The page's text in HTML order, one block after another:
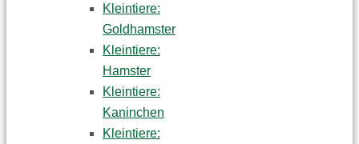
Kleintiere:
Goldhamster
Kleintiere:
Hamster
Kleintiere:
Kaninchen
Kleintiere: